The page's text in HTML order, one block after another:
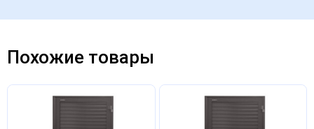
Похожие товары